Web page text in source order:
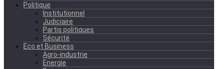
Politique
Institutionnel
Judiciaire
Partis politiques
Sécurité
Eco et Business
Agro-industrie
Energie